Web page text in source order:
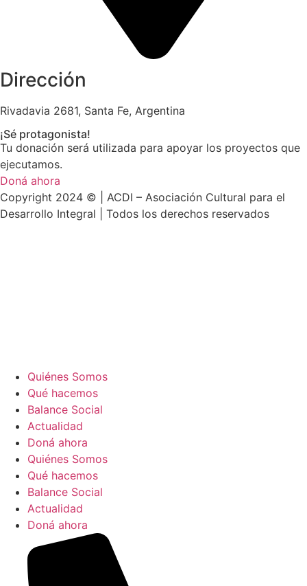
Dirección
Rivadavia 2681, Santa Fe, Argentina
¡Sé protagonista!
Tu donación será utilizada para apoyar los proyectos que
ejecutamos.
Doná ahora
Copyright 2024 © | ACDI – Asociación Cultural para el
Desarrollo Integral | Todos los derechos reservados
Quiénes Somos
Qué hacemos
Balance Social
Actualidad
Doná ahora
Quiénes Somos
Qué hacemos
Balance Social
Actualidad
Doná ahora